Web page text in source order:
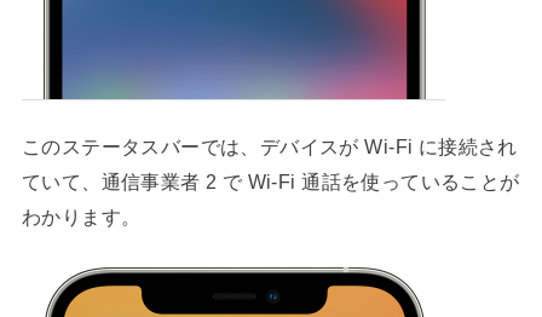
このステータスバーでは、デバイスが Wi-Fi に接続され
ていて、通信事業者 2 で Wi-Fi 通話を使っていることが
わかります。